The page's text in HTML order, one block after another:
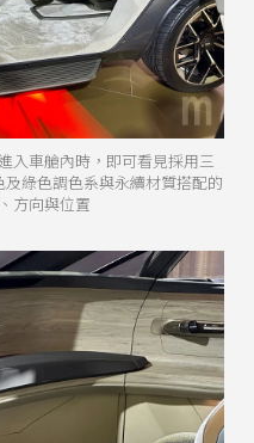
入車艙內時，即可看見採用三
綠色調色系與永續材質搭配的
方向與位置